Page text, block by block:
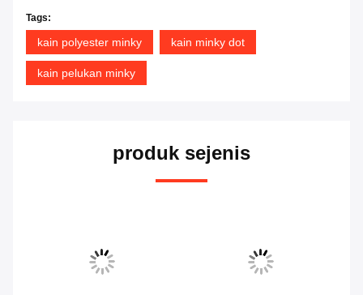
Tags:
kain polyester minky kain minky dot
kain pelukan minky
produk sejenis